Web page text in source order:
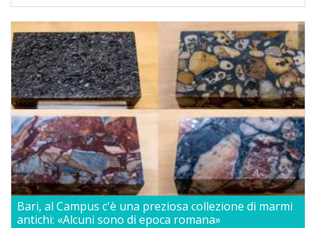
Bari, al Campus c'è una preziosa collezione di marmi
antichi: «Alcuni sono di epoca romana»